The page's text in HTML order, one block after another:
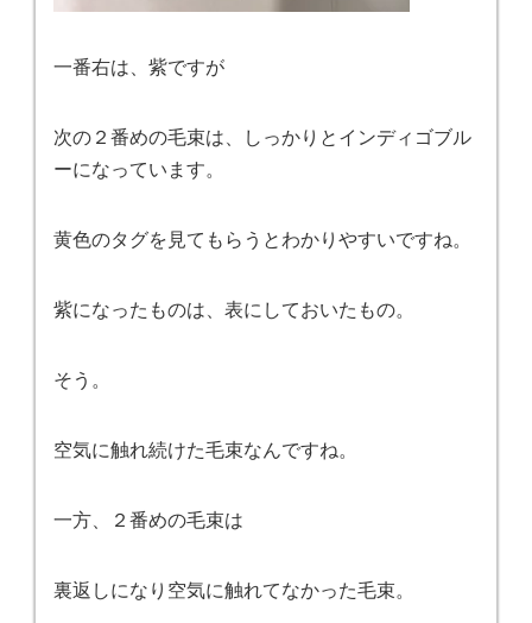
一番右は、紫ですが
次の２番めの毛束は、しっかりとインディゴブル
ーになっています。
黄色のタグを見てもらうとわかりやすいですね。
紫になったものは、表にしておいたもの。
そう。
空気に触れ続けた毛束なんですね。
一方、２番めの毛束は
裏返しになり空気に触れてなかった毛束。